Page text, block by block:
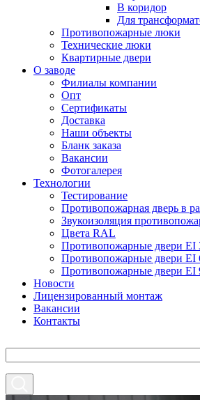
В коридор
Для
Противопожарные люки
Технические люки
Квартирные двери
О заводе
Филиалы компании
Опт
Сертификаты
Доставка
Наши объекты
Бланк заказа
Вакансии
Фотогалерея
Технологии
Тестирование
Противопожарная дверь в
Звукоизоляция
Цвета RAL
Противопожарные двери EI
Противопожарные двери EI
Противопожарные двери EI
Новости
Лицензированный монтаж
Вакансии
Контакты